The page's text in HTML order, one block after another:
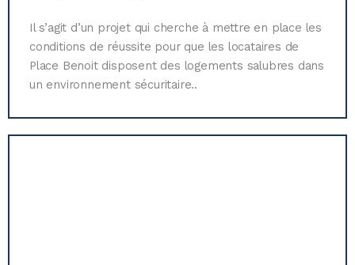
Il s’agit d’un projet qui cherche à mettre en place les
conditions de réussite pour que les locataires de
Place Benoit disposent des logements salubres dans
un environnement sécuritaire..